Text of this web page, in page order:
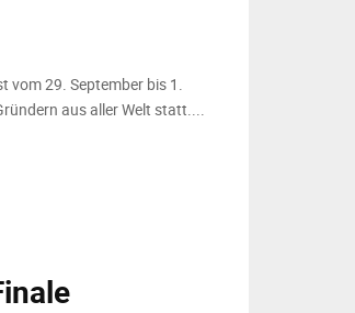
29. September bis 1.
aus aller Welt statt....